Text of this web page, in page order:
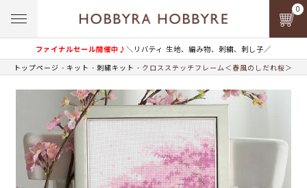
ファイナルセール開催中♪＼リバティ 生地、編み物、刺繍、刺し子／
0
トップページ キット 刺繍キット クロスステッチフレーム＜春風のしだれ桜＞